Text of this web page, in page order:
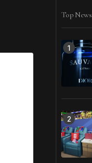
Top News